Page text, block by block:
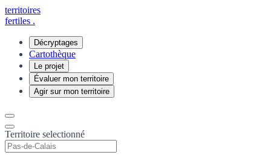
territoires
fertiles .
Décryptages
Cartothèque
Le projet
Évaluer mon territoire
Agir sur mon territoire
Territoire selectionné